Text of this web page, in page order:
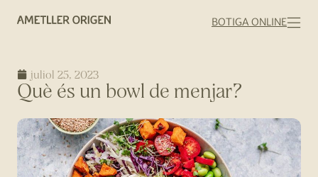
BOTIGA ONLINE
juliol 25, 2023
Què és un bowl de menjar?